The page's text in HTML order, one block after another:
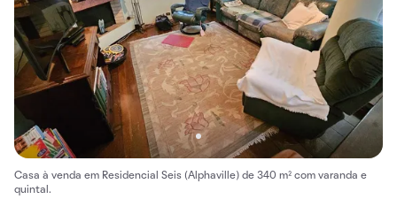
Casa à venda em Residencial Seis (Alphaville) de 340 m² com varanda e
quintal.